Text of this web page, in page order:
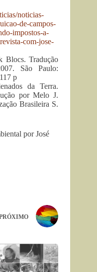
noticias-
de-campos-
impostos-a-
com-jose-
Blocs. Tradução
São Paulo:
p
da Terra.
por Melo J.
Brasileira S.
por José